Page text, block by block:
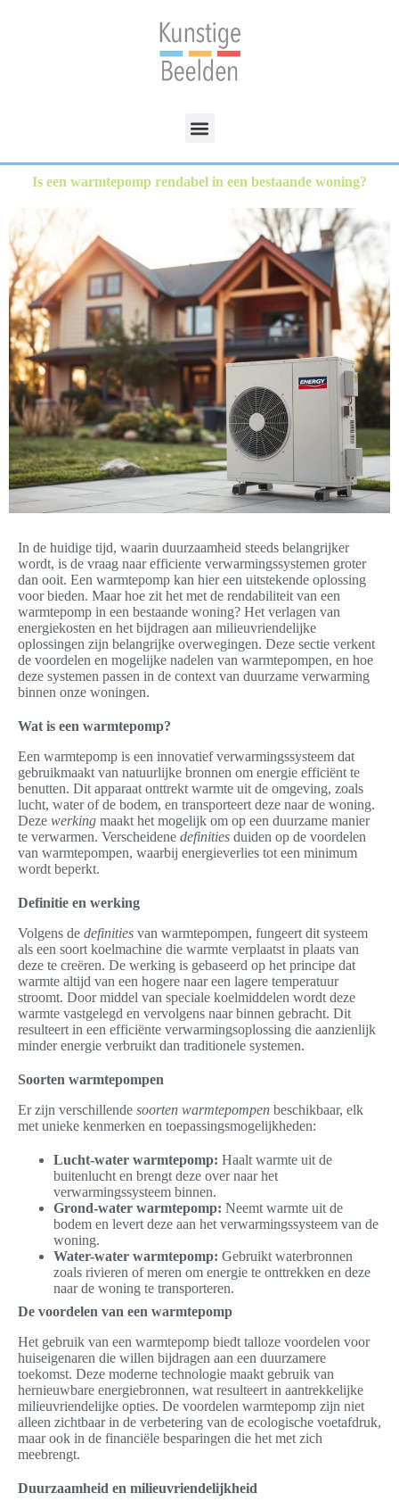
Is een warmtepomp rendabel in een bestaande woning?
In de huidige tijd, waarin duurzaamheid steeds belangrijker
wordt, is de vraag naar efficiente verwarmingssystemen groter
dan ooit. Een warmtepomp kan hier een uitstekende oplossing
voor bieden. Maar hoe zit het met de rendabiliteit van een
warmtepomp in een bestaande woning? Het verlagen van
energiekosten en het bijdragen aan milieuvriendelijke
oplossingen zijn belangrijke overwegingen. Deze sectie verkent
de voordelen en mogelijke nadelen van warmtepompen, en hoe
deze systemen passen in de context van duurzame verwarming
binnen onze woningen.
Wat is een warmtepomp?
Een warmtepomp is een innovatief verwarmingssysteem dat
gebruikmaakt van natuurlijke bronnen om energie efficiënt te
benutten. Dit apparaat onttrekt warmte uit de omgeving, zoals
lucht, water of de bodem, en transporteert deze naar de woning.
Deze werking maakt het mogelijk om op een duurzame manier
te verwarmen. Verscheidene definities duiden op de voordelen
van warmtepompen, waarbij energieverlies tot een minimum
wordt beperkt.
Definitie en werking
Volgens de definities van warmtepompen, fungeert dit systeem
als een soort koelmachine die warmte verplaatst in plaats van
deze te creëren. De werking is gebaseerd op het principe dat
warmte altijd van een hogere naar een lagere temperatuur
stroomt. Door middel van speciale koelmiddelen wordt deze
warmte vastgelegd en vervolgens naar binnen gebracht. Dit
resulteert in een efficiënte verwarmingsoplossing die aanzienlijk
minder energie verbruikt dan traditionele systemen.
Soorten warmtepompen
Er zijn verschillende soorten warmtepompen beschikbaar, elk
met unieke kenmerken en toepassingsmogelijkheden:
Lucht-water warmtepomp: Haalt warmte uit de
buitenlucht en brengt deze over naar het
verwarmingssysteem binnen.
Grond-water warmtepomp: Neemt warmte uit de
bodem en levert deze aan het verwarmingssysteem van de
woning.
Water-water warmtepomp: Gebruikt waterbronnen
zoals rivieren of meren om energie te onttrekken en deze
naar de woning te transporteren.
De voordelen van een warmtepomp
Het gebruik van een warmtepomp biedt talloze voordelen voor
huiseigenaren die willen bijdragen aan een duurzamere
toekomst. Deze moderne technologie maakt gebruik van
hernieuwbare energiebronnen, wat resulteert in aantrekkelijke
milieuvriendelijke opties. De voordelen warmtepomp zijn niet
alleen zichtbaar in de verbetering van de ecologische voetafdruk,
maar ook in de financiële besparingen die het met zich
meebrengt.
Duurzaamheid en milieuvriendelijkheid